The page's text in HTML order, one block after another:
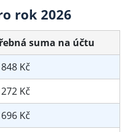
rok 2026
suma na účtu
Kč
Kč
Kč